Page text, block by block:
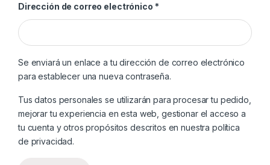
Dirección de correo electrónico *Obligatorio
Se enviará un enlace a tu dirección de correo electrónico
para establecer una nueva contraseña.
Tus datos personales se utilizarán para procesar tu pedido,
mejorar tu experiencia en esta web, gestionar el acceso a
tu cuenta y otros propósitos descritos en nuestra política
de privacidad.